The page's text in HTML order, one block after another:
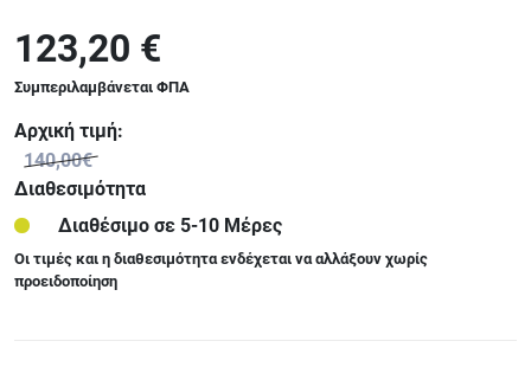
123,20 €
Συμπεριλαμβάνεται ΦΠΑ
Αρχική τιμή:
140,00€
Διαθεσιμότητα
Διαθέσιμο σε 5-10 Μέρες
Οι τιμές και η διαθεσιμότητα ενδέχεται να αλλάξουν χωρίς
προειδοποίηση